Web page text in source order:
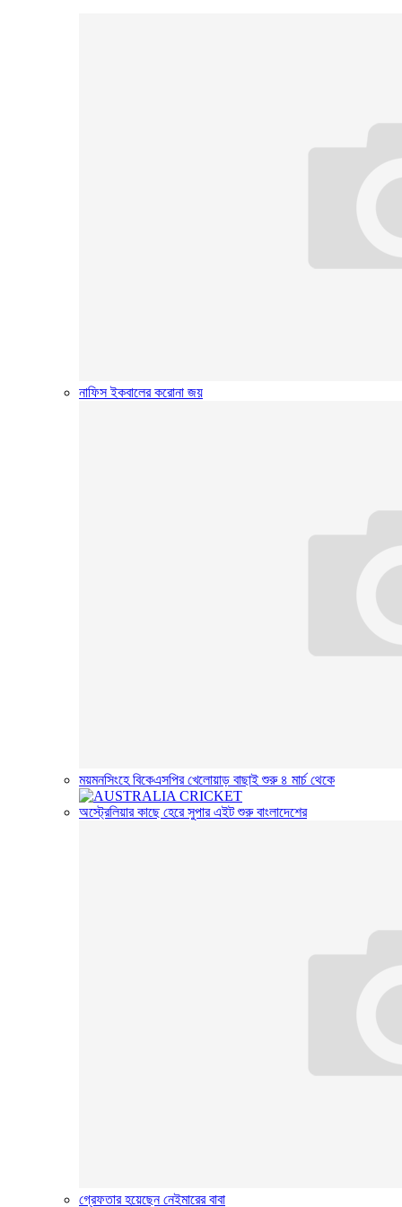
নাফিস ইকবালের করোনা জয়
ময়মনসিংহে বিকেএসপির খেলোয়াড় বাছাই শুরু ৪ মার্চ থেকে
অস্ট্রেলিয়ার কাছে হেরে সুপার এইট শুরু বাংলাদেশের
গ্রেফতার হয়েছেন নেইমারের বাবা